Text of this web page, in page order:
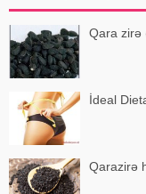
Qara zirə
İdeal
Qarazirə